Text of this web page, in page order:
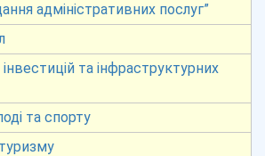
адміністративних послуг”
інвестицій та інфраструктурних
та спорту
туризму